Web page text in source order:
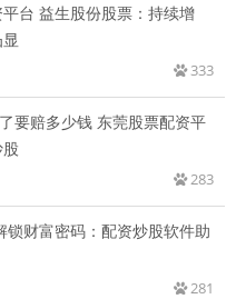
台 益生股份股票：持续增
333
要赔多少钱 东莞股票配资平
283
锁财富密码：配资炒股软件助
281